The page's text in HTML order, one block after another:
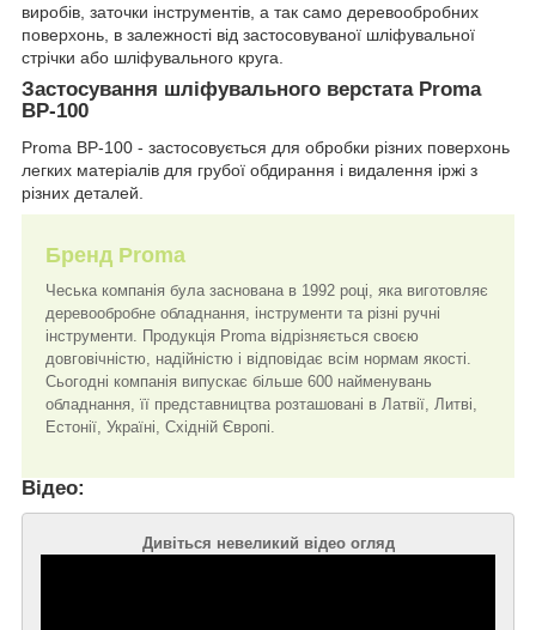
виробів, заточки інструментів, а так само деревообробних
поверхонь, в залежності від застосовуваної шліфувальної
стрічки або шліфувального круга.
Застосування шліфувального верстата Proma
BP-100
Proma BP-100 - застосовується для обробки різних поверхонь
легких матеріалів для грубої обдирання і видалення іржі з
різних деталей.
Бренд Proma
Чеська компанія була заснована в 1992 році, яка виготовляє
деревообробне обладнання, інструменти та різні ручні
інструменти. Продукція Proma відрізняється своєю
довговічністю, надійністю і відповідає всім нормам якості.
Сьогодні компанія випускає більше 600 найменувань
обладнання, її представництва розташовані в Латвії, Литві,
Естонії, Україні, Східній Європі.
Відео:
Дивіться невеликий відео огляд